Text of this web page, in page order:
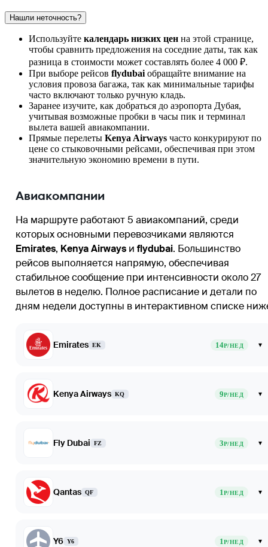
Нашли неточность?
Используйте календарь низких цен на этой странице,
чтобы сравнить предложения на соседние даты, так как
разница в стоимости может составлять более 4 000 ₽.
При выборе рейсов flydubai обращайте внимание на
условия провоза багажа, так как минимальные тарифы
часто включают только ручную кладь.
Заранее изучите, как добраться до аэропорта Дубая,
учитывая возможные пробки в часы пик и терминал
вылета вашей авиакомпании.
Прямые перелеты Kenya Airways часто конкурируют по
цене со стыковочными рейсами, обеспечивая при этом
значительную экономию времени в пути.
Авиакомпании
На маршруте работают 5 авиакомпаний, среди
которых основными перевозчиками являются
Emirates, Kenya Airways и flydubai. Большинство
рейсов выполняется напрямую, обеспечивая
стабильное сообщение при интенсивности около 27
вылетов в неделю. Полное расписание и детали по
дням недели доступны в интерактивном списке
Emirates EK 14Р/НЕД ▾
Kenya Airways KQ 9Р/НЕД ▾
Fly Dubai FZ 3Р/НЕД ▾
Qantas QF 1Р/НЕД ▾
Y6 Y6 1Р/НЕД ▾